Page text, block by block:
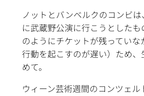
ノットとバンベルクのコンビ
に武蔵野公演に行こうとした
のようにチケットが残っていな
行動を起こすのが遅い）ため
めて。
ウィーン芸術週間のコンツェル